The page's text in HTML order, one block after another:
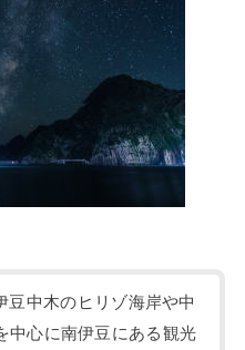
豆中木のヒリゾ海岸や中
中心に南伊豆にある観光